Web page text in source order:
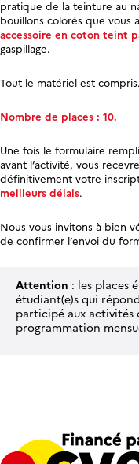
pratique de la teinture au
bouillons colorés que vous
accessoire en coton teint
gaspillage.
Tout le matériel est compris.
Nombre de places : 10.
Une fois le formulaire
avant l’activité, vous
définitivement votre
meilleurs délais
Nous vous invitons à bien
de confirmer l’envoi du
Attention : les places
étudiant(e)s qui
participé aux activités
programmation